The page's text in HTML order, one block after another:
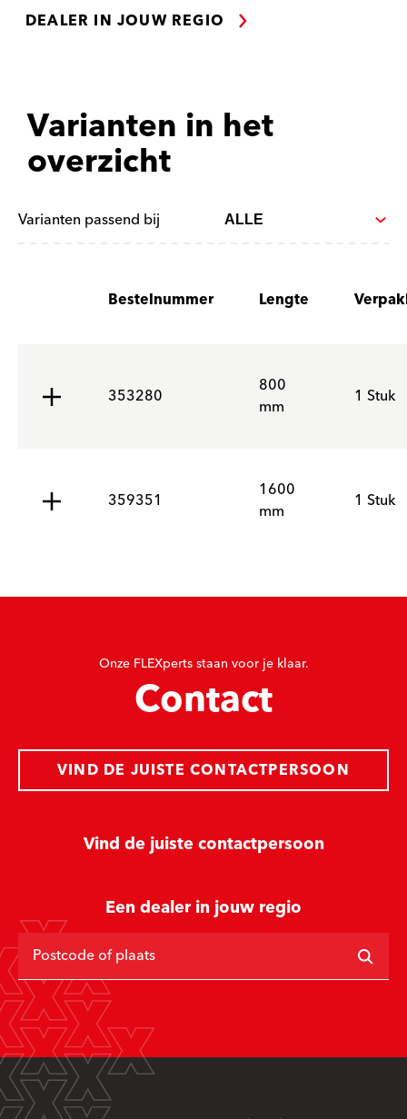
DEALER IN JOUW REGIO
Varianten in het
overzicht
Varianten passend bij
Bestelnummer Lengte
353280
800
mm
1 Stuk
359351
1600
mm
1 Stuk
Onze FLEXperts staan voor je klaar.
Contact
Vind de juiste contactpersoon
VIND DE JUISTE CONTACTPERSOON
Een dealer in jouw regio
Postcode of plaats